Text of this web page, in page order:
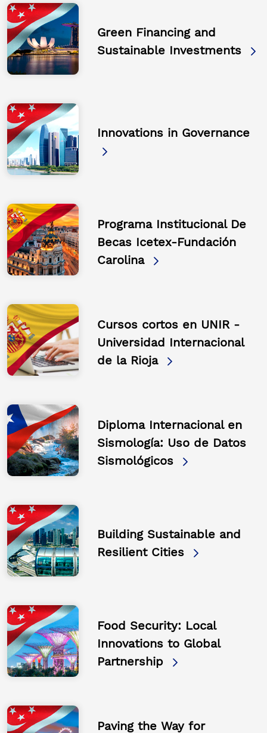
Green Financing and
Sustainable Investments
Innovations in Governance
Programa Institucional De
Becas Icetex-Fundación
Carolina
Cursos cortos en UNIR -
Universidad Internacional
de la Rioja
Diploma Internacional en
Sismología: Uso de Datos
Sismológicos
Building Sustainable and
Resilient Cities
Food Security: Local
Innovations to Global
Partnership
Paving the Way for